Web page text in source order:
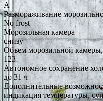
A+
Размораживание
No frost
Морозильная камера
снизу
Объем морозильной
123
Автономное сохранение
до 31 ч
Дополнительные
индикация температуры,